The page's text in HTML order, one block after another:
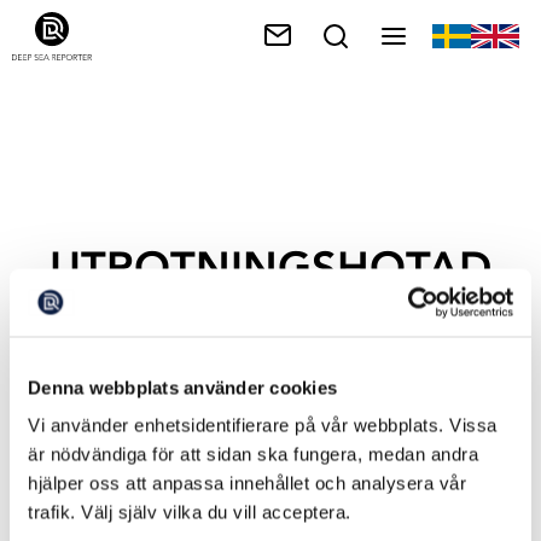
Denna webbplats använder cookies
Vi använder enhetsidentifierare på vår webbplats. Vissa
är nödvändiga för att sidan ska fungera, medan andra
hjälper oss att anpassa innehållet och analysera vår
trafik. Välj själv vilka du vill acceptera.
UTROTNINGSHOTAD